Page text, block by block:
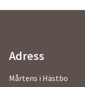
Adress
Mårtens i Hästbo